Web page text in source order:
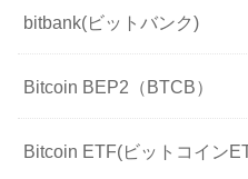
bitbank(ビットバンク)
Bitcoin BEP2（BTCB）
Bitcoin ETF(ビットコイン